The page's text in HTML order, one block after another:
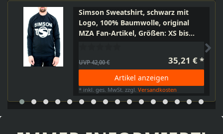
Simson Sweatshirt, schwarz mit
Logo, 100% Baumwolle, original
MZA Fan-Artikel, Größen: XS bis
UVP 42,00 € 35,21 € *
Artikel anzeigen
* inkl. ges. MwSt. zzgl.Versandkosten